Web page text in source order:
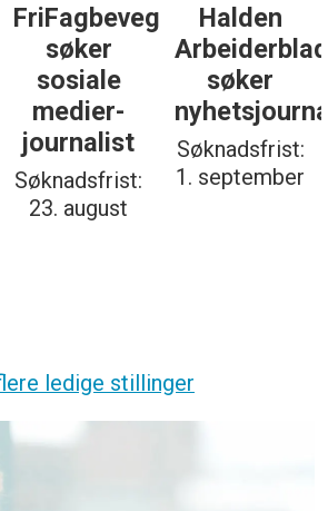
FriFagbevegelse
søker
sosiale
medier-
journalist
Søknadsfrist:
23. august
Halden
Arbeiderblad
søker
Søknadsfrist:
1. september
ledige stillinger